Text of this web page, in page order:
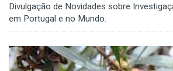
Divulgação de Novidades sobre
em Portugal e no Mundo.